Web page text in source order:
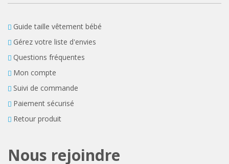
Guide taille vêtement bébé
Gérez votre liste d'envies
Questions fréquentes
Mon compte
Suivi de commande
Paiement sécurisé
Retour produit
Nous rejoindre